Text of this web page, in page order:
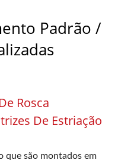
Padrão /
Rosca
De Estriação
que são montados em